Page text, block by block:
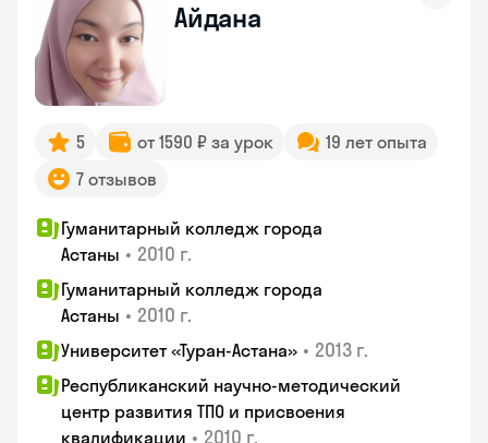
Айдана
5 от 1590 ₽ за урок
19 лет опыта
7 отзывов
Гуманитарный колледж города
Астаны • 2010 г.
Гуманитарный колледж города
Астаны • 2010 г.
Университет «Туран-Астана» • 2013 г.
Республиканский научно-методический
центр развития ТПО и присвоения
квалификации • 2010 г.